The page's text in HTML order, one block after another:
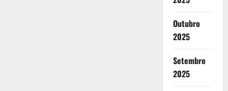
Outubro
2025
Setembro
2025